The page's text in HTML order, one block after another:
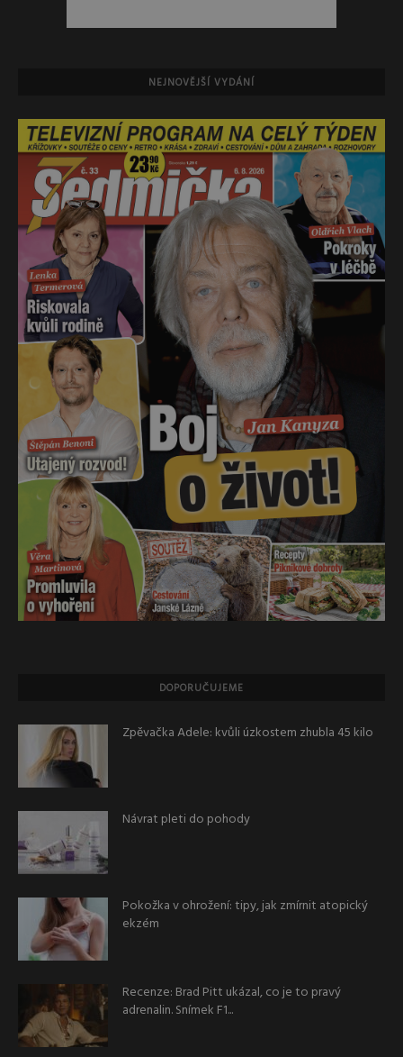
NEJNOVĚJŠÍ VYDÁNÍ
DOPORUČUJEME
Zpěvačka Adele: kvůli úzkostem zhubla 45 kilo
Návrat pleti do pohody
Pokožka v ohrožení: tipy, jak zmírnit atopický
ekzém
Recenze: Brad Pitt ukázal, co je to pravý
adrenalin. Snímek F1...